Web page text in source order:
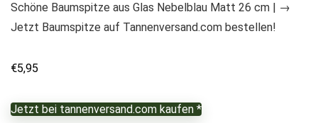
Schöne Baumspitze aus Glas Nebelblau Matt 26 cm | →
Jetzt Baumspitze auf Tannenversand.com bestellen!
€5,95
Jetzt bei tannenversand.com kaufen *